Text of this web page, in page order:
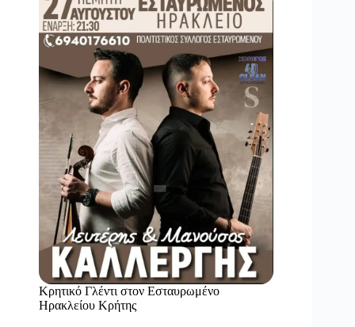
Κρητικό Γλέντι στον Εσταυρωμένο
Ηρακλείου Κρήτης